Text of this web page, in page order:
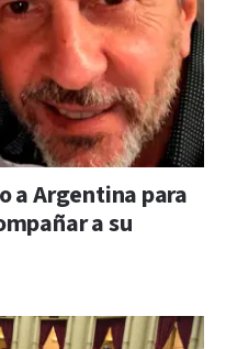
a Argentina para
a su